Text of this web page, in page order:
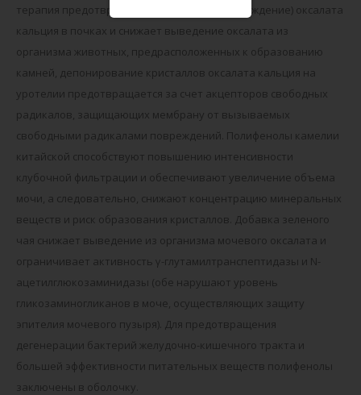
терапия предотвращает преципитацию (осаждение) оксалата
кальция в почках и снижает выведение оксалата из
организма животных, предрасположенных к образованию
камней, депонирование кристаллов оксалата кальция на
уротелии предотвращается за счет акцепторов свободных
радикалов, защищающих мембрану от вызываемых
свободными радикалами повреждений. Полифенолы камелии
китайской способствуют повышению интенсивности
клубочной фильтрации и обеспечивают увеличение объема
мочи, а следовательно, снижают концентрацию минеральных
веществ и риск образования кристаллов. Добавка зеленого
чая снижает выведение из организма мочевого оксалата и
ограничивает активность γ-глутамилтранспептидазы и N-
ацетилглюкозаминидазы (обе нарушают уровень
гликозаминогликанов в моче, осуществляющих защиту
эпителия мочевого пузыря). Для предотвращения
дегенерации бактерий желудочно-кишечного тракта и
большей эффективности питательных веществ полифенолы
заключены в оболочку.